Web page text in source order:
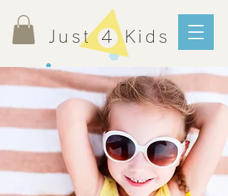
Just 4 Kids